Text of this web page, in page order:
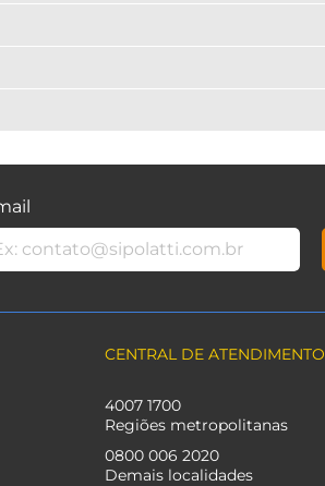
CENTRAL DE ATENDIMENTO
4007 1700
Regiões metropolitanas
0800 006 2020
Demais localidades